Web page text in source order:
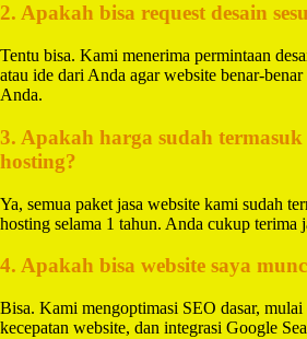
2. Apakah bisa request desain
Tentu bisa. Kami menerima permintaan
atau ide dari Anda agar website benar-
Anda.
3. Apakah harga sudah
hosting?
Ya, semua paket jasa website kami sudah
hosting selama 1 tahun. Anda cukup terima
4. Apakah bisa website saya
Bisa. Kami mengoptimasi SEO dasar,
kecepatan website, dan integrasi Google